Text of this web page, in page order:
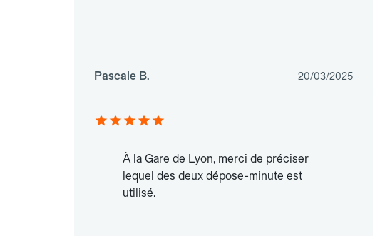
Pascale B. 20/03/2025
À la Gare de Lyon, merci de préciser
lequel des deux dépose-minute est
utilisé.